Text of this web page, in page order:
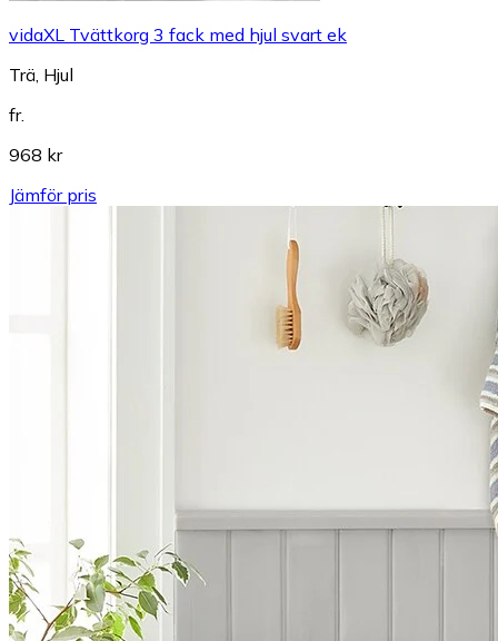
vidaXL Tvättkorg 3 fack med hjul svart ek
Trä, Hjul
fr.
968 kr
Jämför pris